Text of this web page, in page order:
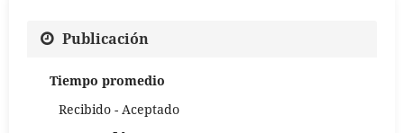
Publicación
Tiempo promedio
Recibido - Aceptado